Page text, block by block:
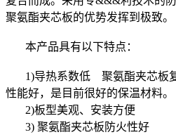
聚氨酯夹芯板的优势发挥到极致。
本产品具有以下特点：
1)导热系数低 聚氨酯夹芯板复
性能好，是目前很好的保温材料。
2)板型美观、安装方便
3) 聚氨酯夹芯板防火性好